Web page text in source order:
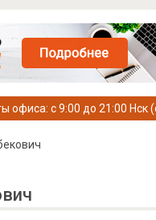
офиса: с 9:00 до 21:00 Нск